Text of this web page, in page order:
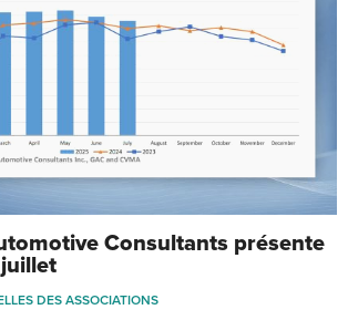
Consultants présente
DES ASSOCIATIONS